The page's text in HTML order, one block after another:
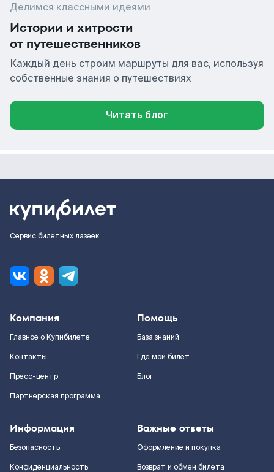
Делимся классными идеями
Истории и хитрости
от путешественников
Каждый день строим маршруты для вас, используя
собственные знания о путешествиях
Читать блог
Сервис билетных лазеек
Компания
Главное о Купибилете
Контакты
Пресс-центр
Партнерская программа
Помощь
База знаний
Где мой билет
Блог
Информация
Безопасность
Конфиденциальность
Важные ответы
Оформление и покупка
Возврат и обмен билета